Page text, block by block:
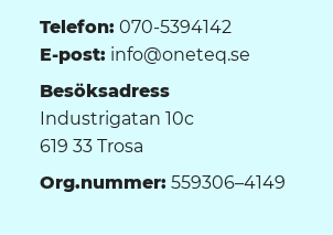
Telefon: 070-5394142
E-post: info@oneteq.se
Besöksadress
Industrigatan 10c
619 33 Trosa
Org.nummer: 559306–4149